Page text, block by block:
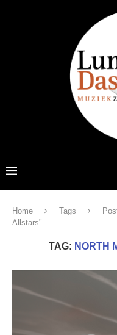
Home Tags
Allstars"
TAG: NORTH